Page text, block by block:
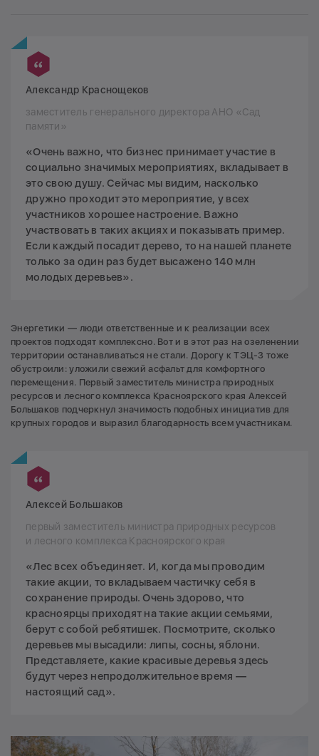
Александр Краснощеков
заместитель генерального директора АНО «Сад
памяти»
«Очень важно, что бизнес принимает участие в
социально значимых мероприятиях, вкладывает в
это свою душу. Сейчас мы видим, насколько
дружно проходит это мероприятие, у всех
участников хорошее настроение. Важно
участвовать в таких акциях и показывать пример.
Если каждый посадит дерево, то на нашей планете
только за один раз будет высажено 140 млн
молодых деревьев».
Энергетики — люди ответственные и к реализации всех
проектов подходят комплексно. Вот и в этот раз на озеленении
территории останавливаться не стали. Дорогу к ТЭЦ-3 тоже
обустроили: уложили свежий асфальт для комфортного
перемещения. Первый заместитель министра природных
ресурсов и лесного комплекса Красноярского края Алексей
Большаков подчеркнул значимость подобных инициатив для
крупных городов и выразил благодарность всем участникам.
Алексей Большаков
первый заместитель министра природных ресурсов
и лесного комплекса Красноярского края
«Лес всех объединяет. И, когда мы проводим
такие акции, то вкладываем частичку себя в
сохранение природы. Очень здорово, что
красноярцы приходят на такие акции семьями,
берут с собой ребятишек. Посмотрите, сколько
деревьев мы высадили: липы, сосны, яблони.
Представляете, какие красивые деревья здесь
будут через непродолжительное время —
настоящий сад».